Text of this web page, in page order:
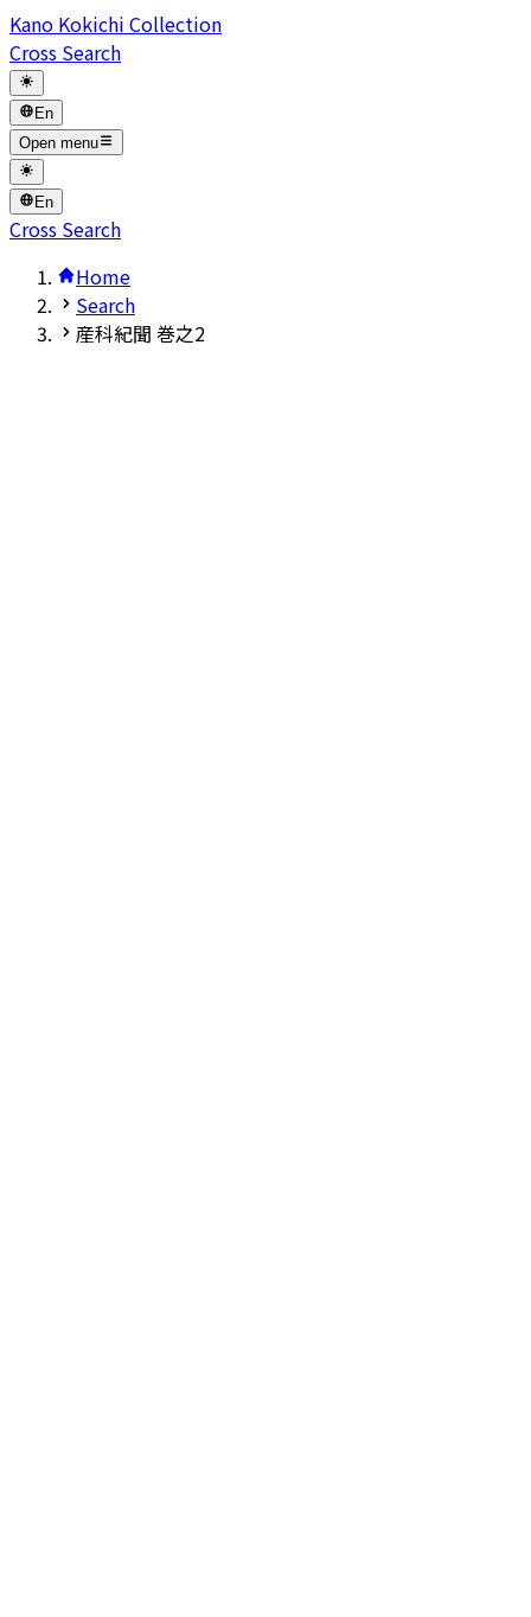
Kano Kokichi Collection
Cross Search
En
Open menu
En
Cross Search
Home
Search
産科紀聞 巻之2